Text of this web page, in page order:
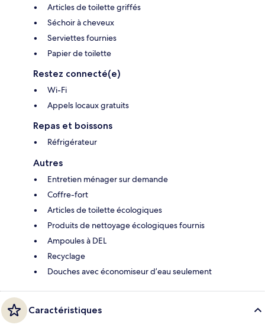
Articles de toilette griffés
Séchoir à cheveux
Serviettes fournies
Papier de toilette
Restez connecté(e)
Wi-Fi
Appels locaux gratuits
Repas et boissons
Réfrigérateur
Autres
Entretien ménager sur demande
Coffre-fort
Articles de toilette écologiques
Produits de nettoyage écologiques fournis
Ampoules à DEL
Recyclage
Douches avec économiseur d’eau seulement
Caractéristiques